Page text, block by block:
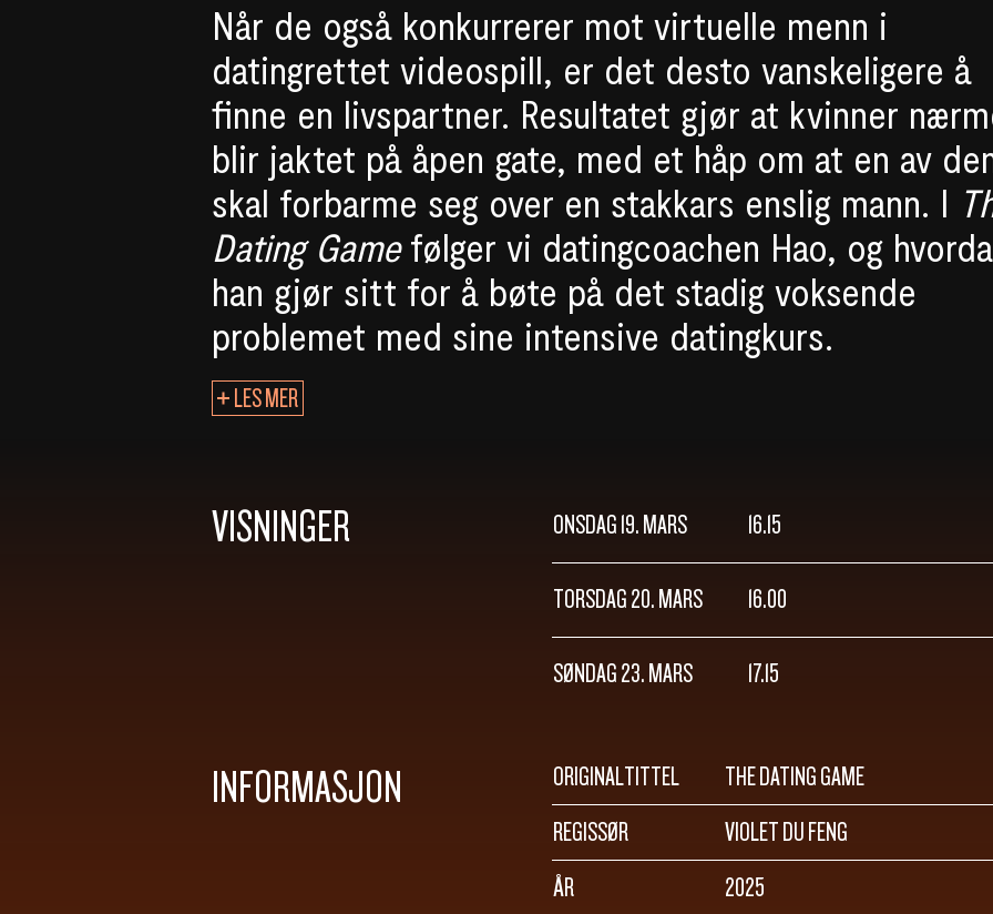
Når de også konkurrerer mot virtuelle menn i
datingrettet videospill, er det desto vanskeligere å
finne en livspartner. Resultatet gjør at kvinner
blir jaktet på åpen gate, med et håp om at en av
skal forbarme seg over en stakkars enslig mann. I
Dating Gamefølger vi datingcoachen Hao, og
han gjør sitt for å bøte på det stadig voksende
problemet med sine intensive datingkurs.
LES MER
VISNINGER ONSDAG 19. MARS 16.15
TORSDAG 20. MARS 16.00
SØNDAG 23. MARS 17.15
INFORMASJON ORIGINALTITTEL
THE DATING GAME
REGISSØR
VIOLET DU FENG
ÅR
2025